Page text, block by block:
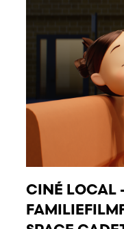
CINÉ LOCAL